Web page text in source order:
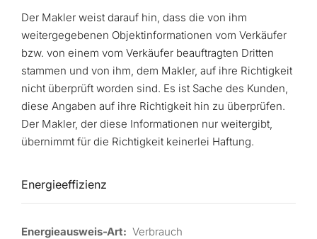
Der Makler weist darauf hin, dass die von ihm
weitergegebenen Objektinformationen vom Verkäufer
bzw. von einem vom Verkäufer beauftragten Dritten
stammen und von ihm, dem Makler, auf ihre Richtigkeit
nicht überprüft worden sind. Es ist Sache des Kunden,
diese Angaben auf ihre Richtigkeit hin zu überprüfen.
Der Makler, der diese Informationen nur weitergibt,
übernimmt für die Richtigkeit keinerlei Haftung.
Energieeffizienz
Energieausweis-Art: Verbrauch